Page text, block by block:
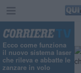
Ecco come funziona
il nuovo sistema laser
che rileva e abbatte le
zanzare in volo